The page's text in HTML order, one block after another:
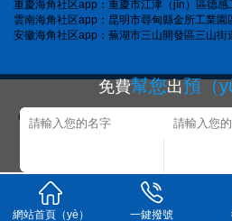
免費幫您出預（
重慶海角社区app：重慶市江津（jīn）區德感
雲南海角社区app：昆明市尋甸縣金所工業園
安徽海角社区app：蕪湖市三山開發區三山街
Copyright © 2023 海角社区app集團 All
網站首頁（yè） 一鍵撥號